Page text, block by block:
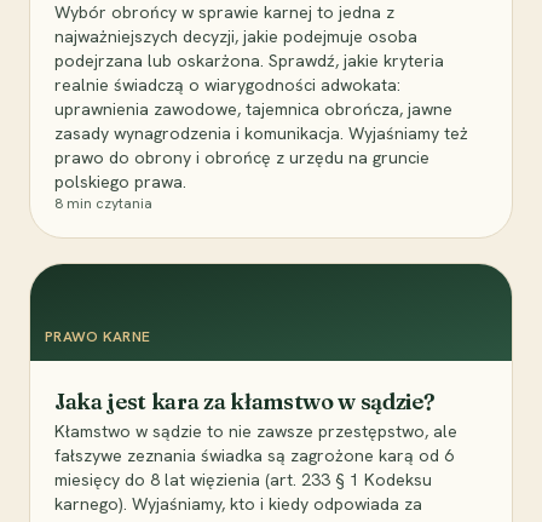
Wybór obrońcy w sprawie karnej to jedna z
najważniejszych decyzji, jakie podejmuje osoba
podejrzana lub oskarżona. Sprawdź, jakie kryteria
realnie świadczą o wiarygodności adwokata:
uprawnienia zawodowe, tajemnica obrończa, jawne
zasady wynagrodzenia i komunikacja. Wyjaśniamy też
prawo do obrony i obrońcę z urzędu na gruncie
polskiego prawa.
8 min czytania
PRAWO KARNE
Jaka jest kara za kłamstwo w sądzie?
Kłamstwo w sądzie to nie zawsze przestępstwo, ale
fałszywe zeznania świadka są zagrożone karą od 6
miesięcy do 8 lat więzienia (art. 233 § 1 Kodeksu
karnego). Wyjaśniamy, kto i kiedy odpowiada za